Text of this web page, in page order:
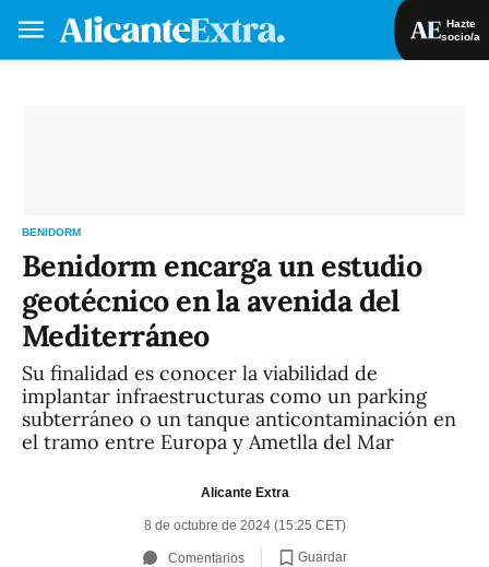
Hazte
socio/a
BENIDORM
Benidorm encarga un estudio
geotécnico en la avenida del
Mediterráneo
Su finalidad es conocer la viabilidad de
implantar infraestructuras como un parking
subterráneo o un tanque anticontaminación en
el tramo entre Europa y Ametlla del Mar
Alicante Extra
8 de octubre de 2024 (15:25 CET)
Comentarios Guardar